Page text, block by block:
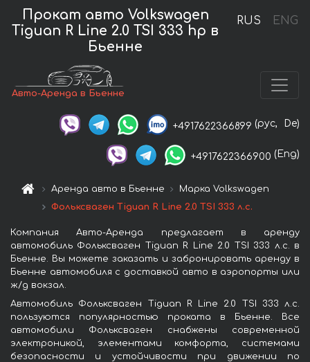
RUS ENG
Прокат авто Volkswagen
Tiguan R Line 2.0 TSI 333 hp в
Бьенне
Авто-Аренда в Бьенне
+4917622366899 (рус, De)
+4917622366900 (Eng)
Аренда авто в Бьенне
Марка Volkswagen
Фольксваген Tiguan R Line 2.0 TSI 333 л.с.
Компания Авто-Аренда предлагает в аренду
автомобиль Фольксваген Tiguan R Line 2.0 TSI 333 л.с. в
Бьенне. Вы можете заказать и забронировать аренду в
Бьенне автомобиля с доставкой авто в аэропорты или
ж/д вокзал.
Автомобиль Фольксваген Tiguan R Line 2.0 TSI 333 л.с.
пользуются популярностью проката в Бьенне. Все
автомобили Фольксваген снабжены современной
электроникой, элементами комфорта, системами
безопасности и устойчивости при движении по